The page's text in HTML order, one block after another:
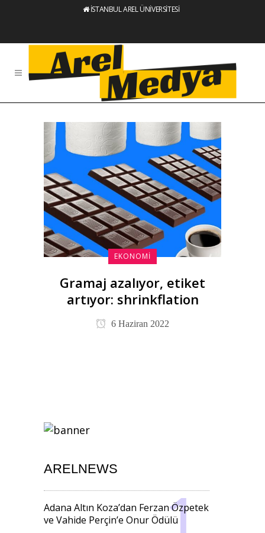
İSTANBUL AREL ÜNİVERSİTESİ
EKONOMI
Gramaj azalıyor, etiket
artıyor: shrinkflation
6 Haziran 2022
ARELNEWS
Adana Altın Koza’dan Ferzan Özpetek
ve Vahide Perçin’e Onur Ödülü